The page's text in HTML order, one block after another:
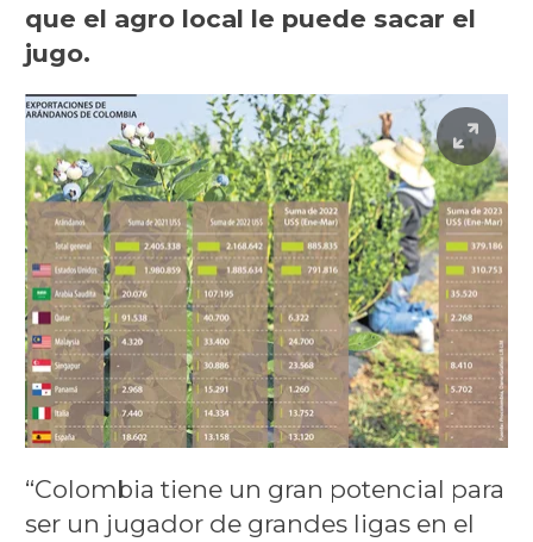
que el agro local le puede sacar el
jugo.
“Colombia tiene un gran potencial para
ser un jugador de grandes ligas en el